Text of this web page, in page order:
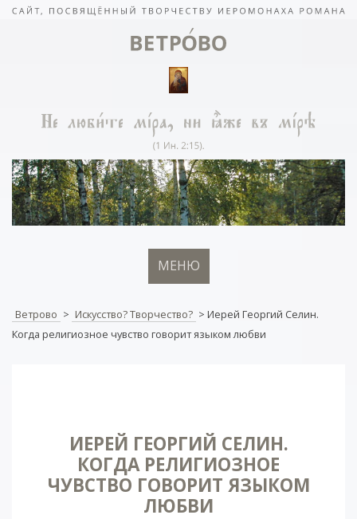
МЕНЮ
Ветрово > Искусство? Творчество? > Иерей Георгий Селин.
Когда религиозное чувство говорит языком любви
ИЕРЕЙ ГЕОРГИЙ СЕЛИН.
КОГДА РЕЛИГИОЗНОЕ
ЧУВСТВО ГОВОРИТ ЯЗЫКОМ
ЛЮБВИ